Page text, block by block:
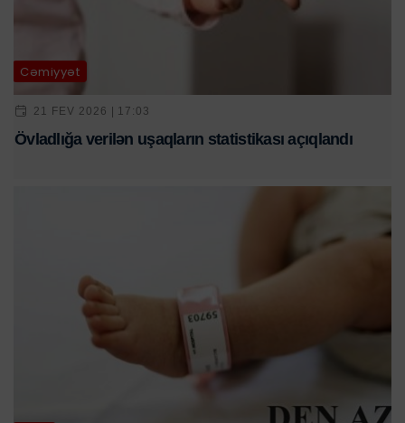
Cəmiyyət
21 FEV 2026 | 17:03
Övladlığa verilən uşaqların statistikası açıqlandı